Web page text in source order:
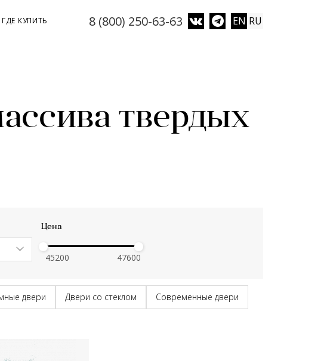
8 (800) 250-63-63 EN RU
ГДЕ КУПИТЬ
твердых
Цена
двери Двери со стеклом Современные двери